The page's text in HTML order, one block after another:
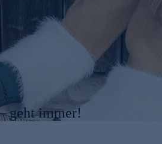
geht immer!